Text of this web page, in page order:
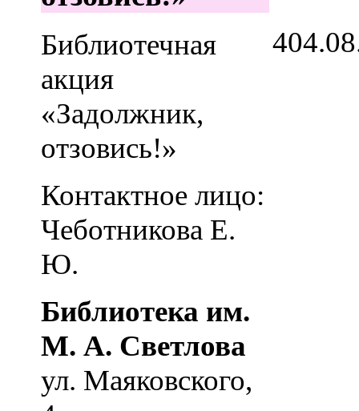
Библиотечная
акция
«Задолжник,
отзовись!»
Контактное лицо:
Чеботникова Е.
Ю.
Библиотека им.
М. А. Светлова
ул. Маяковского,
4